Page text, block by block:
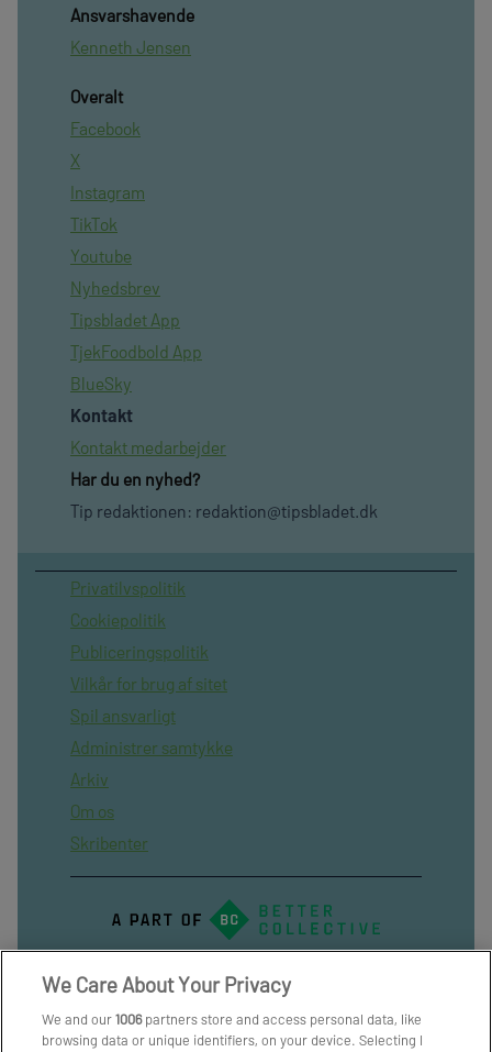
Ansvarshavende
Kenneth Jensen
Overalt
Facebook
X
Instagram
TikTok
Youtube
Nyhedsbrev
Tipsbladet App
TjekFoodbold App
BlueSky
Kontakt
Kontakt medarbejder
Har du en nyhed?
Tip redaktionen: redaktion@tipsbladet.dk
Privatilvspolitik
Cookiepolitik
Publiceringspolitik
Vilkår for brug af sitet
Spil ansvarligt
Administrer samtykke
Arkiv
Om os
Skribenter
We Care About Your Privacy
We and our1006partners store and access personal data, like
browsing data or unique identifiers, on your device. Selecting I